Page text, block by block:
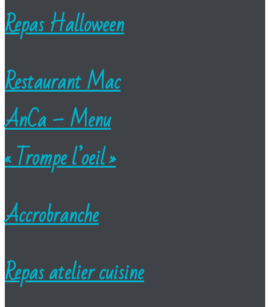
Repas Halloween
Restaurant Mac
AnCa – Menu
« Trompe l’oeil »
Accrobranche
Repas atelier cuisine